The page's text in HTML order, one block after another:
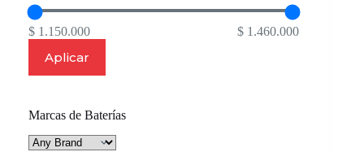
$ 1.150.000 $ 1.460.000
Aplicar
Marcas de Baterías